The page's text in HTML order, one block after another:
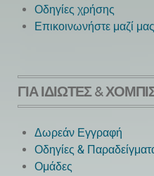
Οδηγίες χρήσης
Επικοινωνήστε μαζί μας
ΓΙΑ ΙΔΙΏΤΕΣ &
Δωρεάν Εγγραφή
Οδηγίες &
Ομάδες